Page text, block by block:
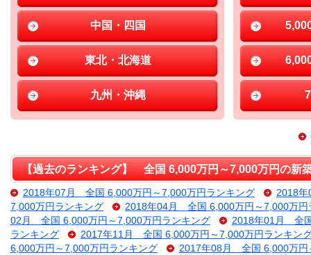
中国・四国
東北・北海道
九州・沖縄
【過去のランキング】 全国 6,000万円～7,000万円の新
2018年07月 全国 6,000万円～7,000万円ランキング
2018
7,000万円ランキング
2018年04月 全国 6,000万円～7,000万円
02月 全国 6,000万円～7,000万円ランキング
2018年01月 全
ランキング
2017年11月 全国 6,000万円～7,000万円ランキン
6,000万円～7,000万円ランキング
2017年08月 全国 6,000万円